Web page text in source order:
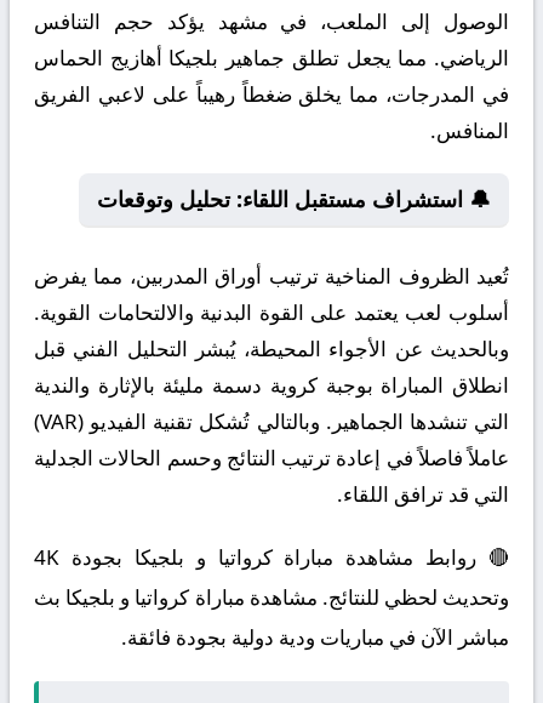
الوصول إلى الملعب، في مشهد يؤكد حجم التنافس
الرياضي. مما يجعل تطلق جماهير بلجيكا أهازيج الحماس
في المدرجات، مما يخلق ضغطاً رهيباً على لاعبي الفريق
المنافس.
🔔 استشراف مستقبل اللقاء: تحليل وتوقعات
تُعيد الظروف المناخية ترتيب أوراق المدربين، مما يفرض
أسلوب لعب يعتمد على القوة البدنية والالتحامات القوية.
وبالحديث عن الأجواء المحيطة، يُبشر التحليل الفني قبل
انطلاق المباراة بوجبة كروية دسمة مليئة بالإثارة والندية
التي تنشدها الجماهير. وبالتالي تُشكل تقنية الفيديو (VAR)
عاملاً فاصلاً في إعادة ترتيب النتائج وحسم الحالات الجدلية
التي قد ترافق اللقاء.
🔴 روابط مشاهدة مباراة كرواتيا و بلجيكا بجودة 4K
وتحديث لحظي للنتائج. مشاهدة مباراة كرواتيا و بلجيكا بث
مباشر الآن في مباريات ودية دولية بجودة فائقة.